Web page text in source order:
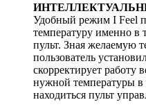
Удобный режим I Feel
температуру именно в
пульт. Зная желаемую
пользователь
скорректирует работу
нужной температуры в
находиться пульт